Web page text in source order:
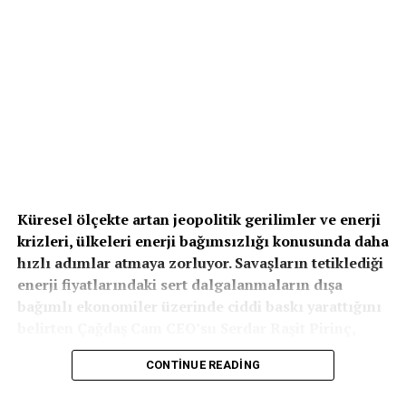
Küresel ölçekte artan jeopolitik gerilimler ve enerji
krizleri, ülkeleri enerji bağımsızlığı konusunda daha
hızlı adımlar atmaya zorluyor. Savaşların tetiklediği
enerji fiyatlarındaki sert dalgalanmaların dışa
bağımlı ekonomiler üzerinde ciddi baskı yarattığını
güneş enerjisinin bu dönüşümde kritik bir rol
üstlendiğini vurguladı. Pirinç, “Bugün enerji
CONTINUE READING